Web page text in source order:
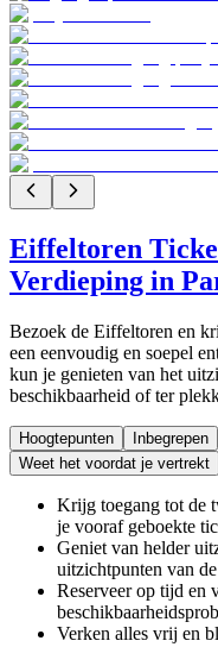
Eiffeltoren
Verdieping in
Bezoek de Eiffeltoren en
een eenvoudig en soepel
kun je genieten van het
beschikbaarheid of ter
Hoogtepunten Inbegrepen
Weet het voordat je vertrekt
Krijg toegang tot de
je vooraf geboekte
Geniet van helder
uitzichtpunten van de
Reserveer op tijd en
Verken alles vrij en